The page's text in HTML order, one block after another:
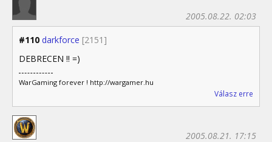
#110 darkforce [2151]
2005.08.22. 02:03
DEBRECEN !! =)
WarGaming forever ! http://wargamer.hu
Válasz erre
2005.08.21. 17:15